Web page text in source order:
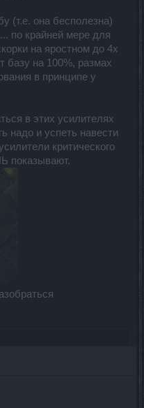
(т.е. она бесполезна)
по крайней мере для
на яростном до 4х
базу на 100%, размах
в принципе у
в этих усилителях
надо и успеть навести
критического
показывают.